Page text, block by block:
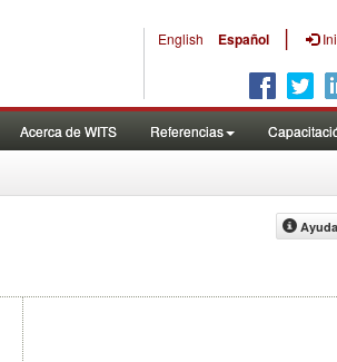
English Español |
Acerca de WITS Referencias
Ayuda